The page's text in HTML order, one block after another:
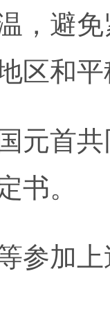
，避
区和
首共
书。
加上